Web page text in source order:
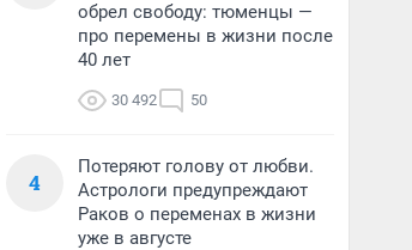
обрел свободу: тюменцы —
про перемены в жизни после
40 лет
30 492 50
4
Потеряют голову от любви.
Астрологи предупреждают
Раков о переменах в жизни
уже в августе